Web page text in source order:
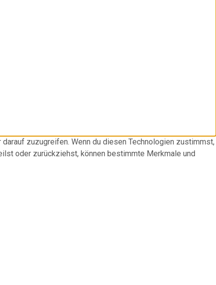
zuzugreifen. Wenn du diesen Technologien zustimmst,
oder zurückziehst, können bestimmte Merkmale und